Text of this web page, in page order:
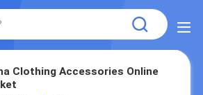
Clothing Accessories Online